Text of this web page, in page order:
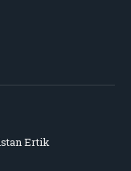
Ertik